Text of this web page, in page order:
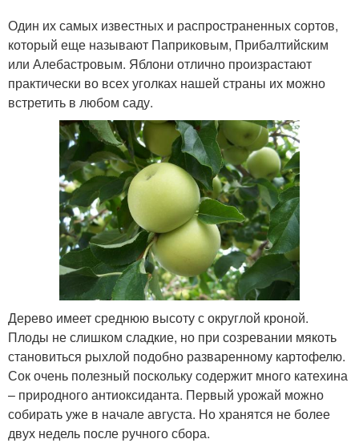
Один их самых известных и распространенных сортов,
который еще называют Паприковым, Прибалтийским
или Алебастровым. Яблони отлично произрастают
практически во всех уголках нашей страны их можно
встретить в любом саду.
Дерево имеет среднюю высоту с округлой кроной.
Плоды не слишком сладкие, но при созревании мякоть
становиться рыхлой подобно разваренному картофелю.
Сок очень полезный поскольку содержит много катехина
– природного антиоксиданта. Первый урожай можно
собирать уже в начале августа. Но хранятся не более
двух недель после ручного сбора.